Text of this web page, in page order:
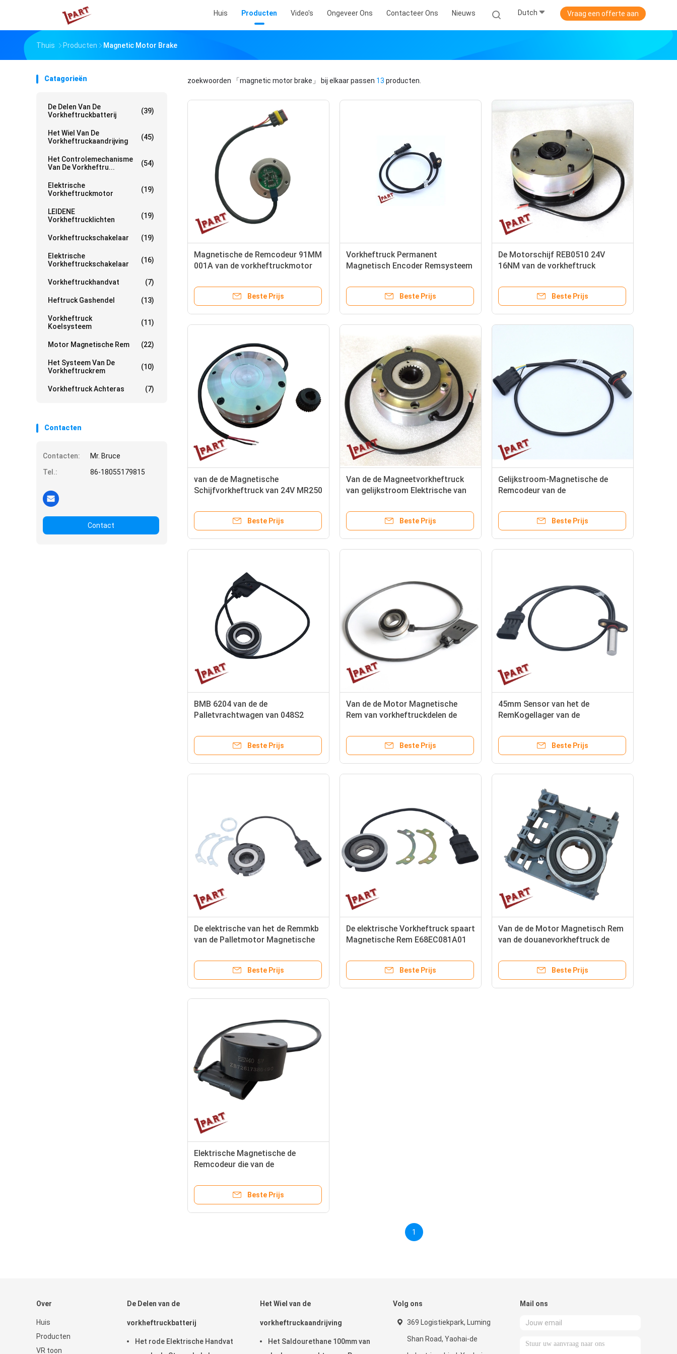
Huis Producten Video's Ongeveer Ons Contacteer Ons Nieuws Dutch Vraag een offerte aan
Thuis Producten Magnetic Motor Brake
Catagorieën
De Delen Van De
Vorkheftruckbatterij
(39)
Het Wiel Van De
Vorkheftruckaandrijving
(45)
Het Controlemechanisme
Van De Vorkheftru...
(54)
Elektrische
Vorkheftruckmotor
(19)
LEIDENE
Vorkheftrucklichten
(19)
Vorkheftruckschakelaar (19)
Elektrische
Vorkheftruckschakelaar
(16)
Vorkheftruckhandvat (7)
Heftruck Gashendel (13)
Vorkheftruck
Koelsysteem
(11)
Motor Magnetische Rem (22)
Het Systeem Van De
Vorkheftruckrem
(10)
Vorkheftruck Achteras (7)
Contacten
Contacten:
Mr. Bruce
Tel.:
86-18055179815
Contact
zoekwoorden 「magnetic motor brake」 bij elkaar passen 13 producten.
Magnetische de Remcodeur 91MM
001A van de vorkheftruckmotor
Beste Prijs
Vorkheftruck Permanent
Magnetisch Encoder Remsysteem
Beste Prijs
De Motorschijf REB0510 24V
16NM van de vorkheftruck
Beste Prijs
van de de Magnetische
Schijfvorkheftruck van 24V MR250
Palletvrachtwagen
Beste Prijs
Van de de Magneetvorkheftruck
van gelijkstroom Elektrische van
Binnendiameter 15mm
Beste Prijs
Gelijkstroom-Magnetische de
Remcodeur van de
35mm Schacht
Beste Prijs
BMB 6204 van de de
Palletvrachtwagen van 048S2
Vorkheftruckmotor Magnetisch
de Rem Origineel Deel
Beste Prijs
Van de de Motor Magnetische
Rem van vorkheftruckdelen de
Beste Prijs
45mm Sensor van het de
RemKogellager van de
Magnetische met 2 Gatenschacht
Beste Prijs
De elektrische van het de Remmkb
van de Palletmotor Magnetische
Beste Prijs
De elektrische Vorkheftruck spaart
Magnetische Rem E68EC081A01
Beste Prijs
Van de de Motor Magnetisch Rem
van de douanevorkheftruck de
Beste Prijs
Elektrische Magnetische de
Remcodeur die van de
Voltage dragen
Beste Prijs
1
Over
Huis
Producten
VR toon
De Delen van de
vorkheftruckbatterij
Het rode Elektrische Handvat
Het Wiel van de
vorkheftruckaandrijving
Het Saldourethane 100mm van
Volg ons
369 Logistiekpark, Luming
Shan Road, Yaohai-de
Mail ons